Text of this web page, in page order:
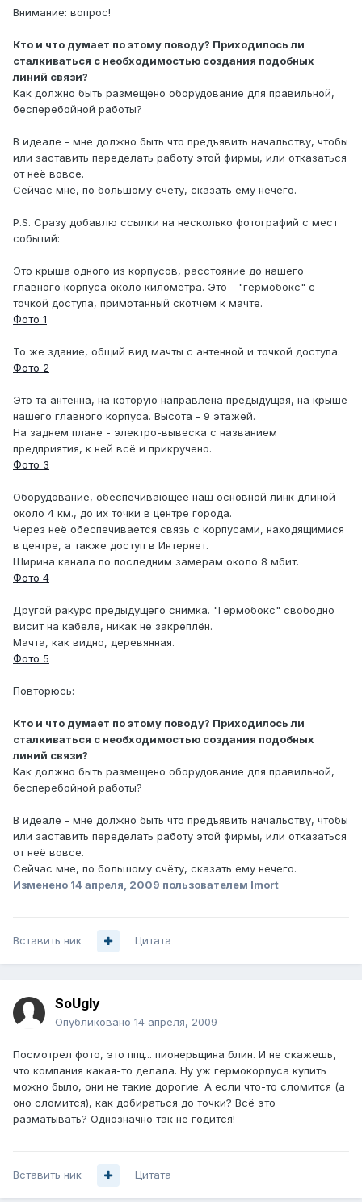
Внимание: вопрос!
Кто и что думает по этому поводу? Приходилось ли
сталкиваться с необходимостью создания подобных
линий связи?
Как должно быть размещено оборудование для правильной,
бесперебойной работы?
В идеале - мне должно быть что предъявить начальству, чтобы
или заставить переделать работу этой фирмы, или отказаться
от неё вовсе.
Сейчас мне, по большому счёту, сказать ему нечего.
P.S. Сразу добавлю ссылки на несколько фотографий с мест
событий:
Это крыша одного из корпусов, расстояние до нашего
главного корпуса около километра. Это - "гермобокс" с
точкой доступа, примотанный скотчем к мачте.
Фото 1
То же здание, общий вид мачты с антенной и точкой доступа.
Фото 2
Это та антенна, на которую направлена предыдущая, на крыше
нашего главного корпуса. Высота - 9 этажей.
На заднем плане - электро-вывеска с названием
предприятия, к ней всё и прикручено.
Фото 3
Оборудование, обеспечивающее наш основной линк длиной
около 4 км., до их точки в центре города.
Через неё обеспечивается связь с корпусами, находящимися
в центре, а также доступ в Интернет.
Ширина канала по последним замерам около 8 мбит.
Фото 4
Другой ракурс предыдущего снимка. "Гермобокс" свободно
висит на кабеле, никак не закреплён.
Мачта, как видно, деревянная.
Фото 5
Повторюсь:
Кто и что думает по этому поводу? Приходилось ли
сталкиваться с необходимостью создания подобных
линий связи?
Как должно быть размещено оборудование для правильной,
бесперебойной работы?
В идеале - мне должно быть что предъявить начальству, чтобы
или заставить переделать работу этой фирмы, или отказаться
от неё вовсе.
Сейчас мне, по большому счёту, сказать ему нечего.
Изменено 14 апреля, 2009 пользователем Imort
Вставить ник Цитата
SoUgly
Опубликовано 14 апреля, 2009
Посмотрел фото, это ппц... пионерьщина блин. И не скажешь,
что компания какая-то делала. Ну уж гермокорпуса купить
можно было, они не такие дорогие. А если что-то сломится (а
оно сломится), как добираться до точки? Всё это
разматывать? Однозначно так не годится!
Вставить ник Цитата